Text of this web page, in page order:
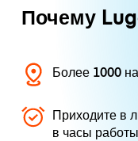
Почему
Более 1000
Приходите в
в часы работы